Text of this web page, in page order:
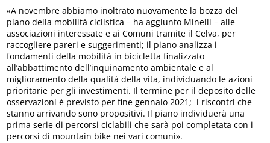
«A novembre abbiamo inoltrato nuovamente la bozza del
piano della mobilità ciclistica – ha aggiunto Minelli – alle
associazioni interessate e ai Comuni tramite il Celva, per
raccogliere pareri e suggerimenti; il piano analizza i
fondamenti della mobilità in bicicletta finalizzato
all’abbattimento dell’inquinamento ambientale e al
miglioramento della qualità della vita, individuando le azioni
prioritarie per gli investimenti. Il termine per il deposito delle
osservazioni è previsto per fine gennaio 2021; i riscontri che
stanno arrivando sono propositivi. Il piano individuerà una
prima serie di percorsi ciclabili che sarà poi completata con i
percorsi di mountain bike nei vari comuni».